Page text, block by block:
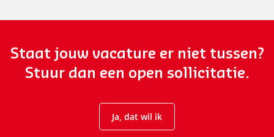
Staat jouw vacature er niet tussen?
Stuur dan een open sollicitatie.
Ja, dat wil ik